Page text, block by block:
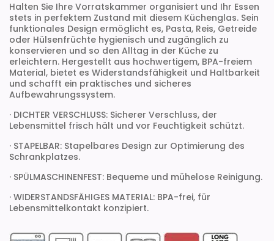
Halten Sie Ihre Vorratskammer organisiert und Ihr Essen
stets in perfektem Zustand mit diesem Küchenglas. Sein
funktionales Design ermöglicht es, Pasta, Reis, Getreide
oder Hülsenfrüchte hygienisch und zugänglich zu
konservieren und so den Alltag in der Küche zu
erleichtern. Hergestellt aus hochwertigem, BPA-freiem
Material, bietet es Widerstandsfähigkeit und Haltbarkeit
und schafft ein praktisches und sicheres
Aufbewahrungssystem.
· DICHTER VERSCHLUSS: Sicherer Verschluss, der
Lebensmittel frisch hält und vor Feuchtigkeit schützt.
· STAPELBAR: Stapelbares Design zur Optimierung des
Schrankplatzes.
· SPÜLMASCHINENFEST: Bequeme und mühelose Reinigung.
· WIDERSTANDSFÄHIGES MATERIAL: BPA-frei, für
Lebensmittelkontakt konzipiert.